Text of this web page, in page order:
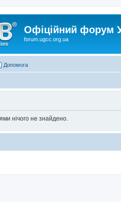
Офіційний форум
forum.ugcc.org.ua
Допомога
нічого не знайдено.